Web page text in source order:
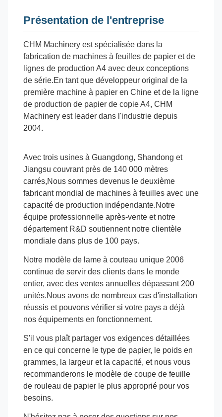
Présentation de l'entreprise
CHM Machinery est spécialisée dans la
fabrication de machines à feuilles de papier et de
lignes de production A4 avec deux conceptions
de série.En tant que développeur original de la
première machine à papier en Chine et de la ligne
de production de papier de copie A4, CHM
Machinery est leader dans l'industrie depuis
2004.
Avec trois usines à Guangdong, Shandong et
Jiangsu couvrant près de 140 000 mètres
carrés,Nous sommes devenus le deuxième
fabricant mondial de machines à feuilles avec une
capacité de production indépendante.Notre
équipe professionnelle après-vente et notre
département R&D soutiennent notre clientèle
mondiale dans plus de 100 pays.
Notre modèle de lame à couteau unique 2006
continue de servir des clients dans le monde
entier, avec des ventes annuelles dépassant 200
unités.Nous avons de nombreux cas d'installation
réussis et pouvons vérifier si votre pays a déjà
nos équipements en fonctionnement.
S'il vous plaît partager vos exigences détaillées
en ce qui concerne le type de papier, le poids en
grammes, la largeur et la capacité, et nous vous
recommanderons le modèle de coupe de feuille
de rouleau de papier le plus approprié pour vos
besoins.